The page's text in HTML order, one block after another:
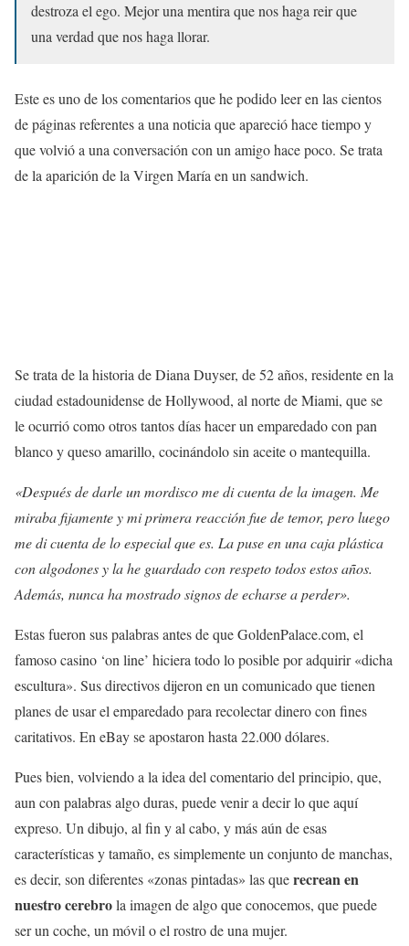
destroza el ego. Mejor una mentira que nos haga reir que
una verdad que nos haga llorar.
Este es uno de los comentarios que he podido leer en las cientos
de páginas referentes a una noticia que apareció hace tiempo y
que volvió a una conversación con un amigo hace poco. Se trata
de la aparición de la Virgen María en un sandwich.
Se trata de la historia de Diana Duyser, de 52 años, residente en la
ciudad estadounidense de Hollywood, al norte de Miami, que se
le ocurrió como otros tantos días hacer un emparedado con pan
blanco y queso amarillo, cocinándolo sin aceite o mantequilla.
«Después de darle un mordisco me di cuenta de la imagen. Me
miraba fijamente y mi primera reacción fue de temor, pero luego
me di cuenta de lo especial que es. La puse en una caja plástica
con algodones y la he guardado con respeto todos estos años.
Además, nunca ha mostrado signos de echarse a perder».
Estas fueron sus palabras antes de que GoldenPalace.com, el
famoso casino ‘on line’ hiciera todo lo posible por adquirir «dicha
escultura». Sus directivos dijeron en un comunicado que tienen
planes de usar el emparedado para recolectar dinero con fines
caritativos. En eBay se apostaron hasta 22.000 dólares.
Pues bien, volviendo a la idea del comentario del principio, que,
aun con palabras algo duras, puede venir a decir lo que aquí
expreso. Un dibujo, al fin y al cabo, y más aún de esas
características y tamaño, es simplemente un conjunto de manchas,
es decir, son diferentes «zonas pintadas» las querecrean en
nuestro cerebrola imagen de algo que conocemos, que puede
ser un coche, un móvil o el rostro de una mujer.